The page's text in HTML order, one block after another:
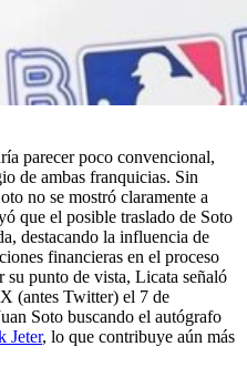
parecer poco convencional,
de ambas franquicias. Sin
no se mostró claramente a
que el posible traslado de Soto
destacando la influencia de
financieras en el proceso
su punto de vista, Licata señaló
(antes Twitter) el 7 de
Soto buscando el autógrafo
Jeter, lo que contribuye aún más